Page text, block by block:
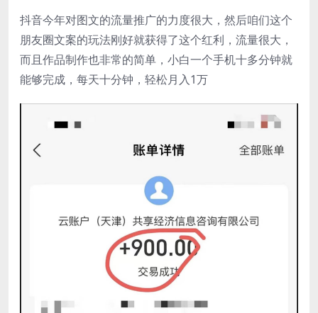
抖音今年对图文的流量推广的力度很大，然后咱们这个
朋友圈文案的玩法刚好就获得了这个红利，流量很大，
而且作品制作也非常的简单，小白一个手机十多分钟就
能够完成，每天十分钟，轻松月入1万